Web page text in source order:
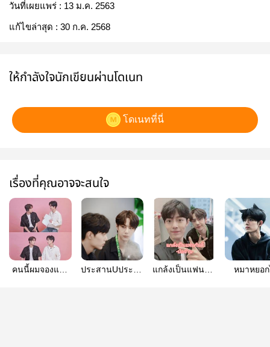
วันที่เผยแพร่ : 13 ม.ค. 2563
แก้ไขล่าสุด : 30 ก.ค. 2568
ให้กำลังใจนักเขียนผ่านโดเนท
โดเนทที่นี่
เรื่องที่คุณอาจจะสนใจ
คนนี้ผมจองแล้ว
ประสานUประสาน
แกล้งเป็นแฟนกัน
หมาหยอ